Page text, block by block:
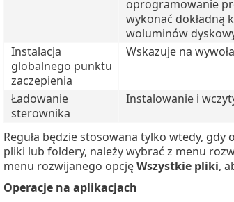
oprogramowanie
wykonać dokładną
woluminów
Instalacja
globalnego punktu
zaczepienia
Wskazuje na
Ładowanie
sterownika
Instalowanie i
Reguła będzie stosowana tylko wtedy,
pliki lub foldery, należy wybrać z menu
menu rozwijanego opcjęWszystkie pliki,
Operacje na aplikacjach